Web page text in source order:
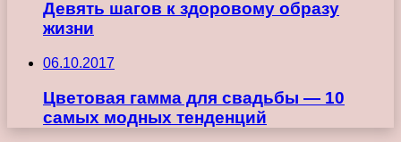
Девять шагов к здоровому образу
жизни
06.10.2017
Цветовая гамма для свадьбы — 10
самых модных тенденций